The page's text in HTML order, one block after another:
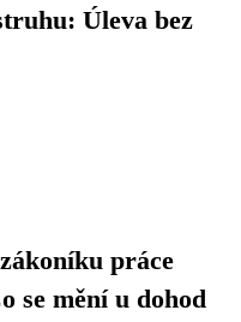
Úleva bez
práce
se mění u dohod